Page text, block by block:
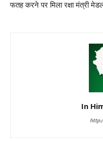
फतह करने पर मिला रक्षा मंत्री
In